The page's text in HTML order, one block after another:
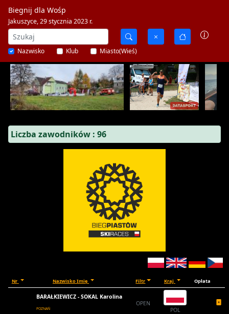
Biegnij dla Wośp
Jakuszyce, 29 stycznia 2023 r.
Nazwisko Klub Miasto(Wieś)
Liczba zawodników : 96
Nr Nazwisko Imię Filtr Kraj Opłata
BARAŁKIEWICZ - SOKAL Karolina
POZNAŃ
OPEN
POL